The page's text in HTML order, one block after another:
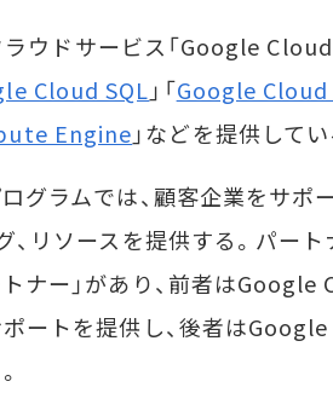
ウドサービス「Google Cloud
Cloud SQL 」「Google
Engine 」などを提供してい
グラムでは、顧客企業をサポ
、リソースを提供する。パー
ナー」があり、前者は
ートを提供し、後者は